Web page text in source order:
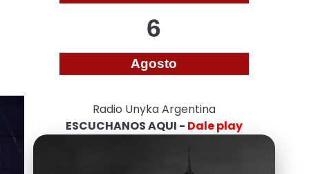
6
Agosto
Radio Unyka Argentina
ESCUCHANOS AQUI - Dale play